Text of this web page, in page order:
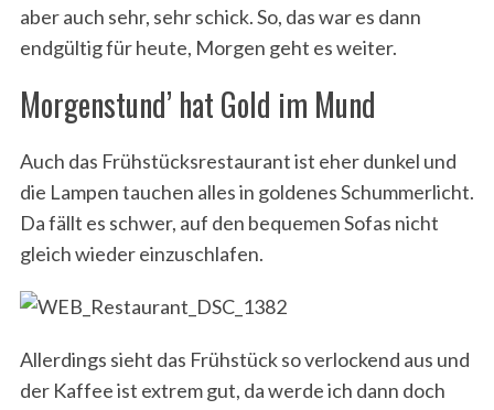
aber auch sehr, sehr schick. So, das war es dann
endgültig für heute, Morgen geht es weiter.
Morgenstund’ hat Gold im Mund
Auch das Frühstücksrestaurant ist eher dunkel und
die Lampen tauchen alles in goldenes Schummerlicht.
Da fällt es schwer, auf den bequemen Sofas nicht
gleich wieder einzuschlafen.
Allerdings sieht das Frühstück so verlockend aus und
der Kaffee ist extrem gut, da werde ich dann doch